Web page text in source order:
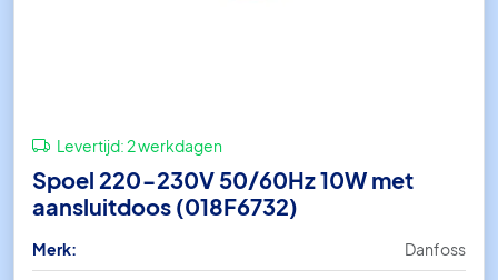
Levertijd:2 werkdagen
Spoel 220-230V 50/60Hz 10W met
aansluitdoos (018F6732)
Merk: Danfoss